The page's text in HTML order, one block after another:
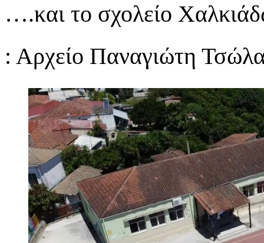
….και το σχολείο
: Αρχείο Παναγιώτη